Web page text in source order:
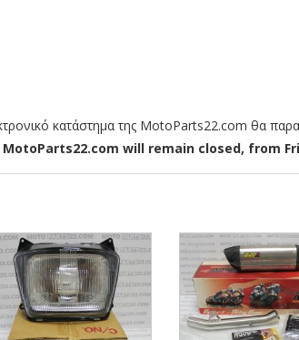
κατάστημα της MotoParts22.com θα
will remain closed, from